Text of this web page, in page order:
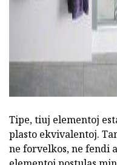
Tipe, tiuj elementoj
plasto ekvivalentoj.
ne forvelkos, ne fendi